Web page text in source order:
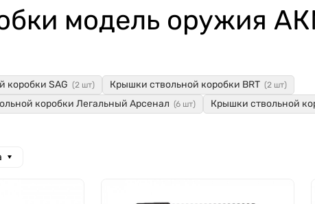
модель оружия
коробки SAG (2 шт) Крышки ствольной коробки BRT (2 шт)
коробки Легальный Арсенал (6 шт) Крышки ствольной